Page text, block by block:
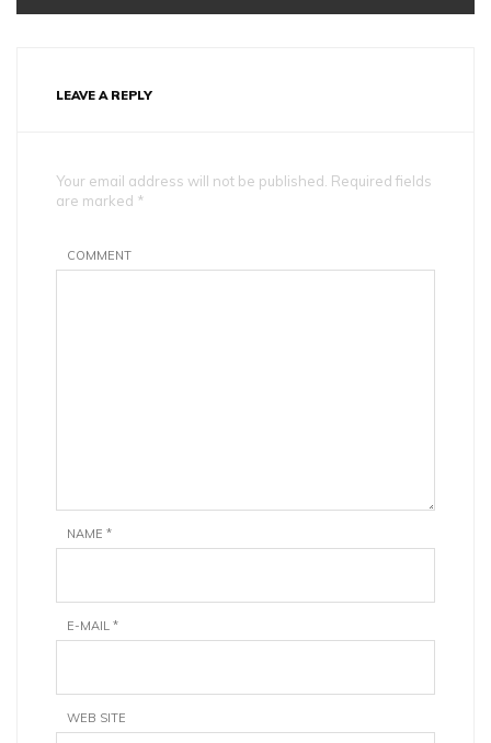
LEAVE A REPLY
Your email address will not be published. Required fields
are marked *
COMMENT
NAME *
E-MAIL *
WEB SITE